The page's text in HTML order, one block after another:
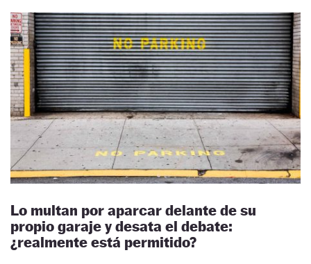
Lo multan por aparcar delante de su
propio garaje y desata el debate:
¿realmente está permitido?